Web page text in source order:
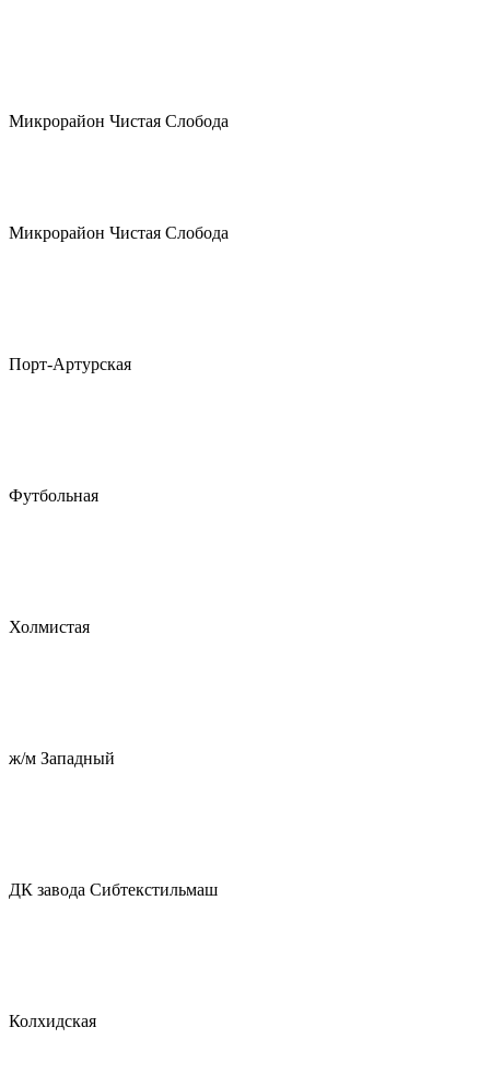
Микрорайон Чистая Слобода
Микрорайон Чистая Слобода
Порт-Артурская
Футбольная
Холмистая
ж/м Западный
ДК завода Сибтекстильмаш
Колхидская